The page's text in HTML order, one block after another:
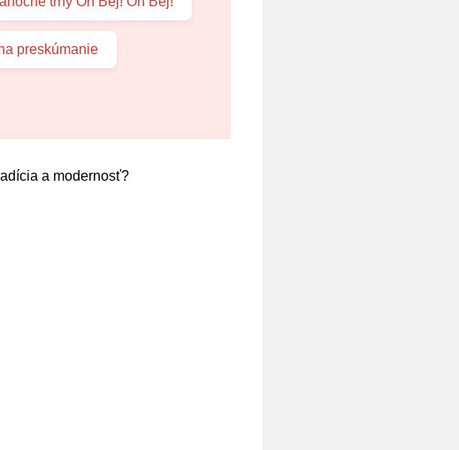
preskúmanie
a modernosť?